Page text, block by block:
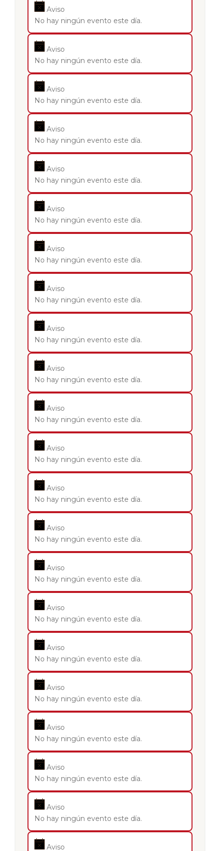
Aviso
No hay ningún evento este día.
Aviso
No hay ningún evento este día.
Aviso
No hay ningún evento este día.
Aviso
No hay ningún evento este día.
Aviso
No hay ningún evento este día.
Aviso
No hay ningún evento este día.
Aviso
No hay ningún evento este día.
Aviso
No hay ningún evento este día.
Aviso
No hay ningún evento este día.
Aviso
No hay ningún evento este día.
Aviso
No hay ningún evento este día.
Aviso
No hay ningún evento este día.
Aviso
No hay ningún evento este día.
Aviso
No hay ningún evento este día.
Aviso
No hay ningún evento este día.
Aviso
No hay ningún evento este día.
Aviso
No hay ningún evento este día.
Aviso
No hay ningún evento este día.
Aviso
No hay ningún evento este día.
Aviso
No hay ningún evento este día.
Aviso
No hay ningún evento este día.
Aviso